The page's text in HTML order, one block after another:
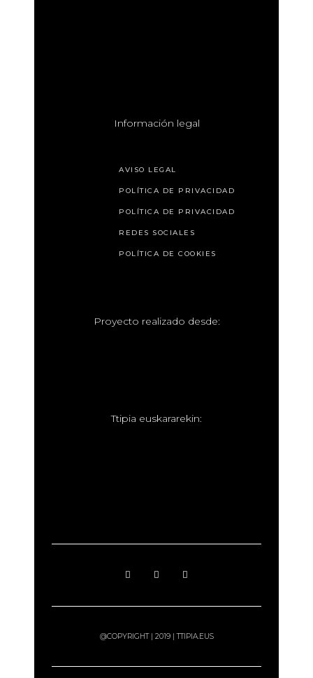
Información legal
AVISO LEGAL
POLÍTICA DE PRIVACIDAD
POLÍTICA DE PRIVACIDAD
REDES SOCIALES
POLÍTICA DE COOKIES
Proyecto realizado desde:
Ttipia euskararekin:
@COPYRIGHT | 2019 | TTIPIA.EUS